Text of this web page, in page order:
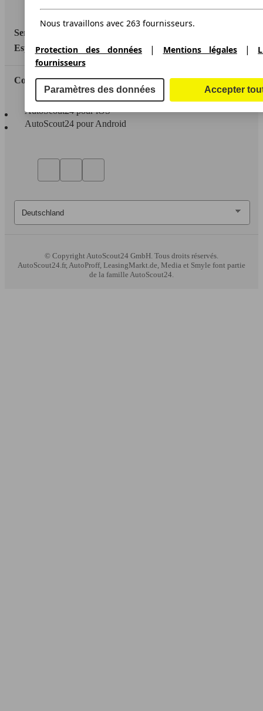
Service
Espace Pro
Contact
AutoScout24 pour iOS
AutoScout24 pour Android
© CopyrightAutoScout24 GmbH. Tous droits réservés.
AutoScout24.fr, AutoProff, LeasingMarkt.de, Media et Smyle font partie
de la famille AutoScout24.
Nous travaillons avec 263 fournisseurs.
Protection des données | Mentions légales|
fournisseurs
Paramètres des données Accepter